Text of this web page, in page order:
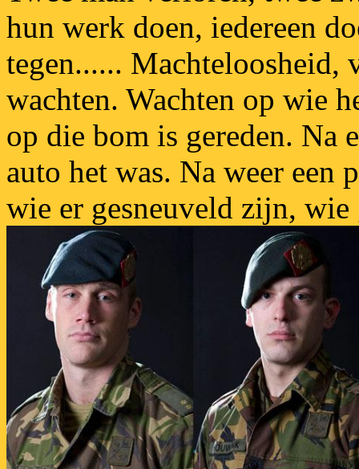
hun werk doen, iedereen
tegen...... Machteloosheid,
wachten. Wachten op wie
op die bom is gereden. Na
auto het was. Na weer een
wie er gesneuveld zijn,